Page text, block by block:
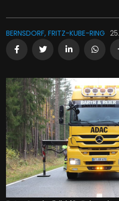
BERNSDORF, FRITZ-KUBE-RING